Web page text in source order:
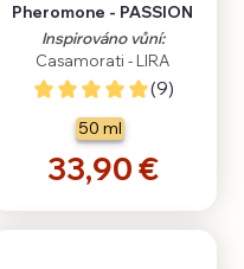
Pheromone - PASSION
Inspirováno vůní:
Casamorati - LIRA
(9)
50 ml
33,90 €